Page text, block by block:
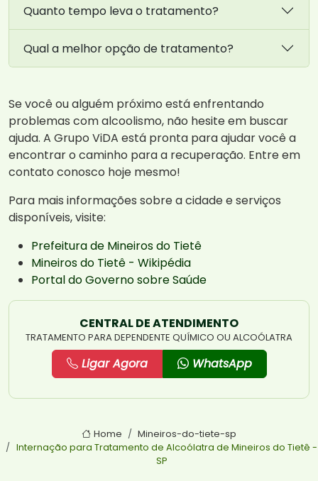
Quanto tempo leva o tratamento?
Qual a melhor opção de tratamento?
Se você ou alguém próximo está enfrentando
problemas com alcoolismo, não hesite em buscar
ajuda. A Grupo ViDA está pronta para ajudar você a
encontrar o caminho para a recuperação. Entre em
contato conosco hoje mesmo!
Para mais informações sobre a cidade e serviços
disponíveis, visite:
Prefeitura de Mineiros do Tietê
Mineiros do Tietê - Wikipédia
Portal do Governo sobre Saúde
CENTRAL DE ATENDIMENTO
TRATAMENTO PARA DEPENDENTE QUÍMICO OU ALCOÓLATRA
Ligar Agora WhatsApp
Home
Mineiros-do-tiete-sp
Internação para Tratamento de Alcoólatra de Mineiros do Tietê -
SP